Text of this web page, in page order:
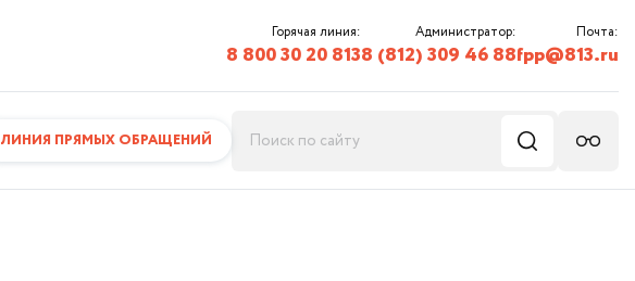
Горячая линия:
8 800 30 20 813
Администратор:
8 (812) 309 46 88
Почта:
fpp@813.ru
ЛИНИЯ ПРЯМЫХ ОБРАЩЕНИЙ